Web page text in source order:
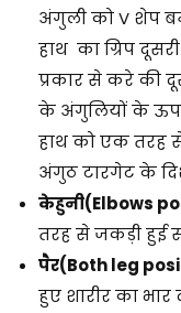
अंगुली को V शेप
हाथ का ग्रिप
प्रकार से करे की
के अंगुलियों के
हाथ को एक तरह
अंगुठ टारगेट के
केहुनी(Elbows
तरह से जकड़ी हुई
पैर(Both leg
हुए शारीर का भार